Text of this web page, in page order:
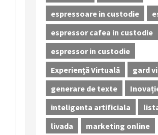
espressoare in custodie
espressor cafea in custodie
espressor in custodie
Experiență Virtuală
gard
generare de texte
inteligenta artificiala
livada
marketing online